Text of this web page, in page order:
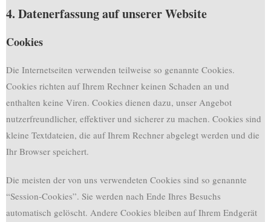
4. Datenerfassung auf unserer Website
Cookies
Die Internetseiten verwenden teilweise so genannte Cookies.
Cookies richten auf Ihrem Rechner keinen Schaden an und
enthalten keine Viren. Cookies dienen dazu, unser Angebot
nutzerfreundlicher, effektiver und sicherer zu machen. Cookies sind
kleine Textdateien, die auf Ihrem Rechner abgelegt werden und die
Ihr Browser speichert.
Die meisten der von uns verwendeten Cookies sind so genannte
“Session-Cookies”. Sie werden nach Ende Ihres Besuchs
automatisch gelöscht. Andere Cookies bleiben auf Ihrem Endgerät